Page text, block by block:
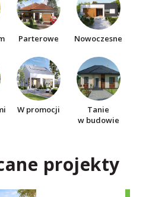
Parterowe Nowoczesne
W promocji
Tanie
w budowie
projekty